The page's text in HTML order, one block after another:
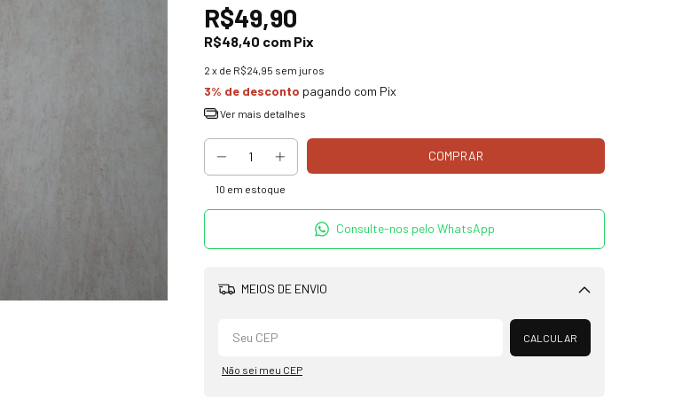
R$49,90
R$48,40 com Pix
2 x de R$24,95 sem juros
3% de desconto pagando com Pix
Ver mais detalhes
10 em estoque
Consulte-nos pelo WhatsApp
MEIOS DE ENVIO
Alterar CEP
CALCULAR
Não sei meu CEP